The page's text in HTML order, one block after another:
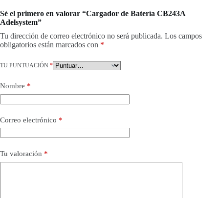
Sé el primero en valorar “Cargador de Batería CB243A
Adelsystem”
Tu dirección de correo electrónico no será publicada. Los campos
obligatorios están marcados con *
TU PUNTUACIÓN *
Nombre *
Correo electrónico *
Tu valoración *